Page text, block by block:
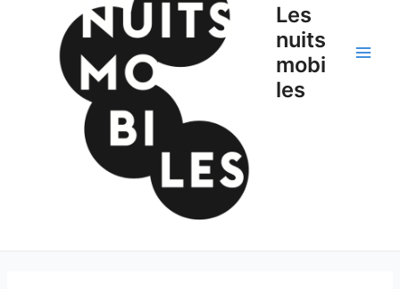
Les
nuits
mobi
les